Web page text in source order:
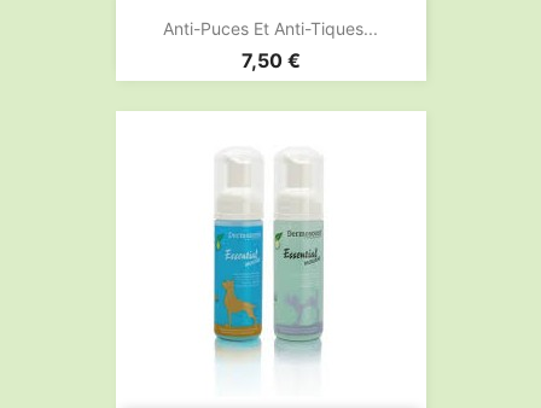
Anti-Puces Et Anti-Tiques...
Prix
7,50 €